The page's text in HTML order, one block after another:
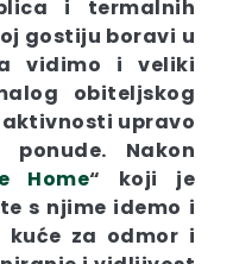
i termalnih
gostiju boravi u
vidimo i veliki
obiteljskog
upravo
Nakon
Home“ koji je
s njime idemo i
kuće za odmor i